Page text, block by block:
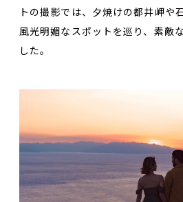
トの撮影では、夕焼けの都井岬や
風光明媚なスポットを巡り、素敵
した。